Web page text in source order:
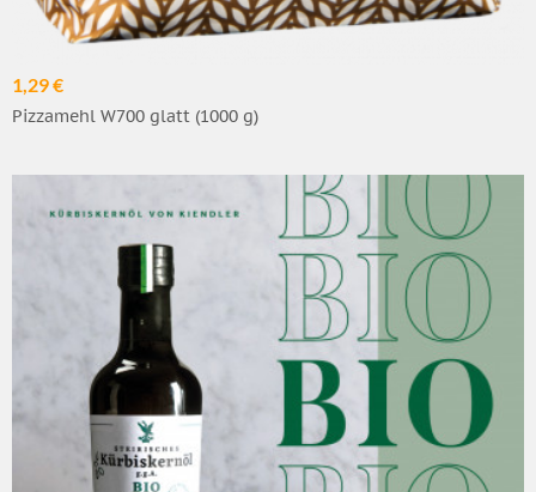
1,29 €
Pizzamehl W700 glatt (1000 g)